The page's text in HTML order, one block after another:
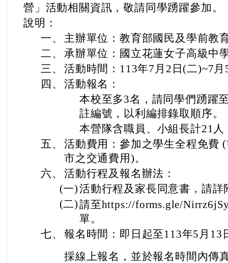
營」活動相關資訊，敬請同學踴躍參加。
說明：
一、
主辦單位：教育部國民及學前教
二、 承辦單位：國立花蓮女子高級中
三、 活動時間：113年7月2日(二)~7
四、 活動報名：
本校至多3名，請同學們踴躍
註編號，以利編排錄取順序。
本營隊含職員、小組長計21
五、 活動費用：參加之學生全程免費
市之交通費用)。
六、 活動行程及報名辦法：
(一)活動行程及家長同意書，請詳
(二)請至https://forms.gle/
單。
七、 報名時間：即日起至113年5月13
採線上報名，並於報名時間內傳